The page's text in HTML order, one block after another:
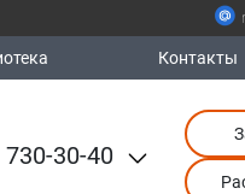
Контакты
30-40